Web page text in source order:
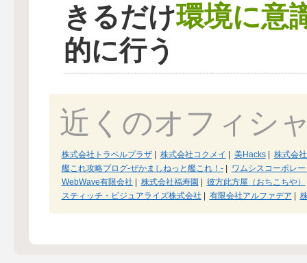
きるだけ環境に意
的に行う
近くのオフィシ
株式会社トラベルプラザ| 株式会社コクメイ 美Hacks|
株式会
艦これ攻略ブログ-ぜかましねっと艦これ！-|
ワムシスコーポレ
WebWave有限会社
株式会社福寿園 彼方此方屋（おちこちや）
スティッチ・ビジュアライズ株式会社
有限会社アルファデア